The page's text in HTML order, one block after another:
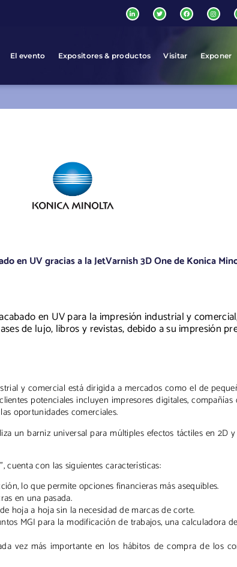
El evento Expositores & productos Visitar Exponer
en UV gracias a la JetVarnish 3D One de Konica
en UV para la impresión industrial y
de lujo, libros y revistas, debido a su impresión
y comercial está dirigida a mercados como el de
potenciales incluyen impresores digitales,
oportunidades comerciales.
un barniz universal para múltiples efectos táctiles en 2D
cuenta con las siguientes características:
lo que permite opciones financieras más asequibles.
en una pasada.
hoja a hoja sin la necesidad de marcas de corte.
MGI para la modificación de trabajos, una calculadora
vez más importante en los hábitos de compra de los